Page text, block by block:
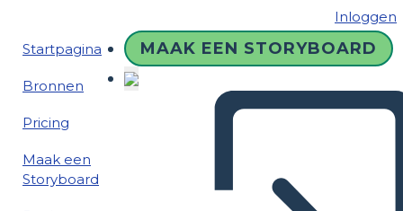
Inloggen
Startpagina
Bronnen
Pricing
Maak een
Storyboard
MAAK EEN STORYBOARD